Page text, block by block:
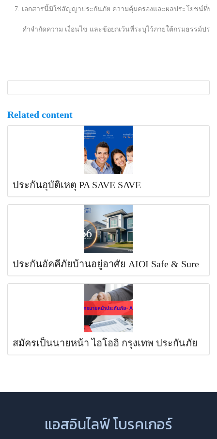
7. เอกสารนี้มิใช่สัญญาประกันภัย ความคุ้มครองและผลประโยชน์ที่บุ
คำจำกัดความ เงื่อนไข และข้อยกเว้นที่ระบุไว้ภายใต้กรมธรรม์ปร
Related content
ประกันอุบัติเหตุ PA SAVE SAVE
ประกันอัคคีภัยบ้านอยู่อาศัย AIOI Safe & Sure
สมัครเป็นนายหน้า ไอโออิ กรุงเทพ ประกันภัย
แอสอินไลฟ์ โบรคเกอร์